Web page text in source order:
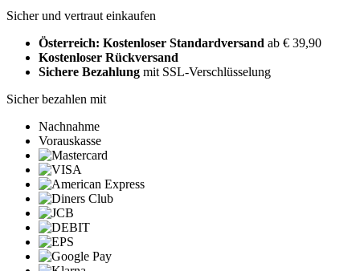
Sicher und vertraut einkaufen
Österreich: Kostenloser Standardversand ab € 39,90
Kostenloser Rückversand
Sichere Bezahlung mit SSL-Verschlüsselung
Sicher bezahlen mit
Nachnahme
Vorauskasse